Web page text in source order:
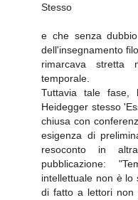
Stesso
e che senza
dell'insegnamento
rimarcava stretta
temporale.
Tuttavia tale fase,
Heidegger stesso
chiusa con
esigenza di
resoconto in
pubblicazione:
intellettuale non è lo
di fatto a lettori non